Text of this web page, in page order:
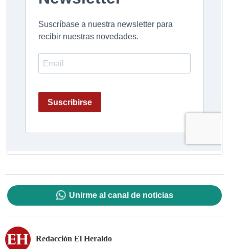
Unirme al canal de noticias
Redacción El Heraldo